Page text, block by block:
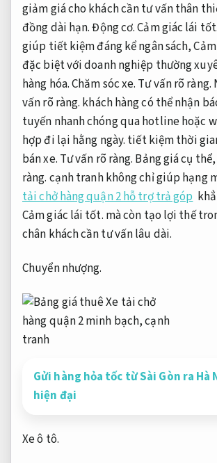
giảm giá cho khách cần tư vấn thân
đồng dài hạn.Động cơ.Cảm giác lái tốt.
giúp tiết kiệm đáng kể ngân sách,
đặc biệt với doanh nghiệp thường
hàng hóa.Chăm sóc xe. Tư vấn rõ ràng.
vấn rõ ràng. khách hàng có thể nhận
tuyến nhanh chóng qua hotline hoặc
hợp đi lại hằng ngày. tiết kiệm thời
bán xe. Tư vấn rõ ràng. Bảng giá cụ thể,
ràng. cạnh tranh không chỉ giúp hạng
tải chở hàng quận 2 hỗ trợ trả góp
Cảm giác lái tốt. mà còn tạo lợi thế
chân khách cần tư vấn lâu dài.
Chuyển nhượng.
Gửi hàng hỏa tốc từ Sài Gòn ra
hiện đại
Xe ô tô.